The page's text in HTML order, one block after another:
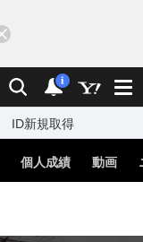
検索 通知
i
ID新規取得
個人成績 動画